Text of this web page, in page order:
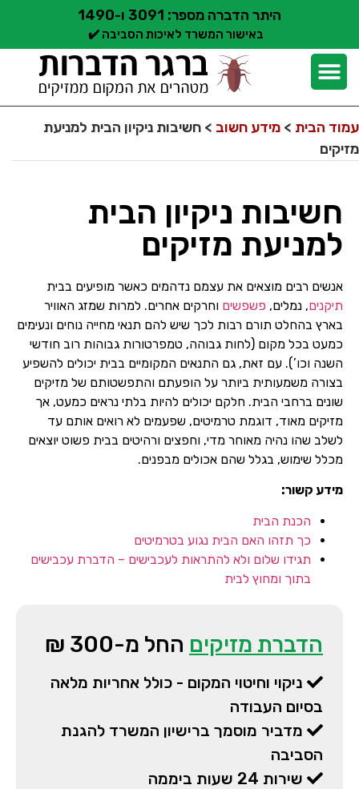
היתר הדברה מספר: 3091 ו-1490
באישור המשרד לאיכות הסביבה ✔️
עמוד הבית > מידע חשוב > חשיבות ניקיון הבית למניעת
מזיקים
חשיבות ניקיון הבית
למניעת מזיקים
אנשים רבים מוצאים את עצמם נדהמים כאשר מופיעים בבית
תיקנים, נמלים, פשפשים וחרקים אחרים. למרות שמזג האוויר
בארץ בהחלט תורם רבות לכך שיש להם תנאי מחייה נוחים ונעימים
כמעט בכל מקום (לחות גבוהה, טמפרטורות גבוהות רוב חודשי
השנה וכו’). עם זאת, גם התנאים המקומיים בבית יכולים להשפיע
בצורה משמעותית ביותר על הופעתם והתפשטותם של מזיקים
שונים ברחבי הבית. חלקם יכולים להיות בלתי נראים כמעט, אך
מזיקים מאוד, דוגמת טרמיטים, שפעמים לא רואים אותם עד
לשלב שהו נהיה מאוחר מדי, וחפצים ורהיטים בבית פשוט יוצאים
מכלל שימוש, בגלל שהם אכולים מבפנים.
מידע קשור:
הכנת הבית
כך תזהו האם הבית נגוע בטרמיטים
תגידו שלום ולא להתראות לעכבישים – הדברת עכבישים
בתוך ומחוץ לבית
הדברת מזיקים החל מ-300 ₪
ניקוי וחיטוי המקום - כולל אחריות מלאה
בסיום העבודה
מדביר מוסמך ברישיון המשרד להגנת
הסביבה
שירות 24 שעות ביממה